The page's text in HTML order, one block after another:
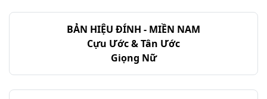
BẢN HIỆU ĐÍNH - MIỀN NAM
Cựu Ước & Tân Ước
Giọng Nữ